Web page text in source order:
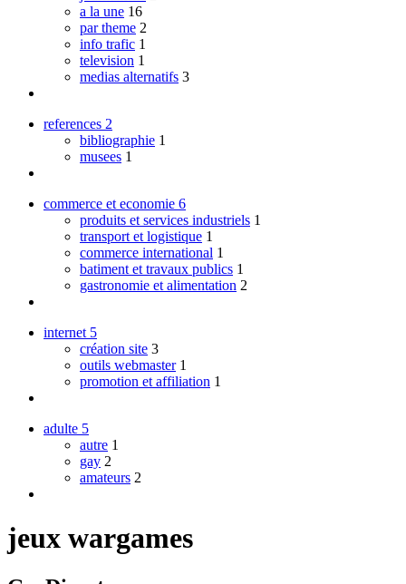
a la une 16
par theme 2
info trafic 1
television 1
medias alternatifs 3
references 2
bibliographie 1
musees 1
commerce et economie 6
produits et services industriels 1
transport et logistique 1
commerce international 1
batiment et travaux publics 1
gastronomie et alimentation 2
internet 5
création site 3
outils webmaster 1
promotion et affiliation 1
adulte 5
autre 1
gay 2
amateurs 2
jeux wargames